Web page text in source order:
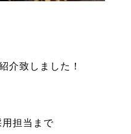
介致しました！
担当まで